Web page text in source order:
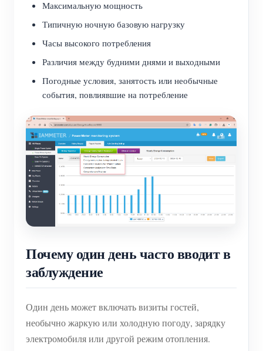
Максимальную мощность
Типичную ночную базовую нагрузку
Часы высокого потребления
Различия между будними днями и выходными
Погодные условия, занятость или необычные
события, повлиявшие на потребление
Почему один день часто вводит в
заблуждение
Один день может включать визиты гостей,
необычно жаркую или холодную погоду, зарядку
электромобиля или другой режим отопления.